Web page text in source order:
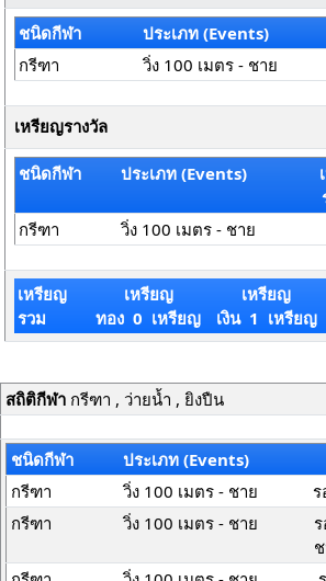
ชนิดกีฬา
ประเภท (Events)
กรีฑา
วิ่ง 100 เมตร - ชาย
เหรียญรางวัล
ชนิดกีฬา ประเภท (Events)
กรีฑา วิ่ง 100 เมตร - ชาย
เหรียญ
รวม
เหรียญ
ทอง 0 เหรียญ
เหรียญ
เงิน 1 เหรียญ
สถิติกีฬากรีฑา , ว่ายน้ำ , ยิงปืน
ชนิดกีฬา ประเภท (Events)
กรีฑา
วิ่ง 100 เมตร - ชาย
กรีฑา
วิ่ง 100 เมตร - ชาย